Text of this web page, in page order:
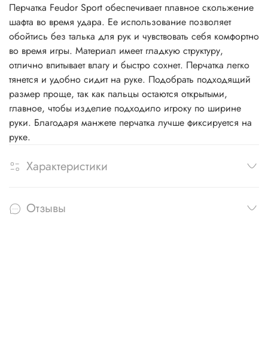
Перчатка Feudor Sport обеспечивает плавное скольжение
шафта во время удара. Ее использование позволяет
обойтись без талька для рук и чувствовать себя комфортно
во время игры. Материал имеет гладкую структуру,
отлично впитывает влагу и быстро сохнет. Перчатка легко
тянется и удобно сидит на руке. Подобрать подходящий
размер проще, так как пальцы остаются открытыми,
главное, чтобы изделие подходило игроку по ширине
руки. Благодаря манжете перчатка лучше фиксируется на
руке.
Характеристики
Отзывы